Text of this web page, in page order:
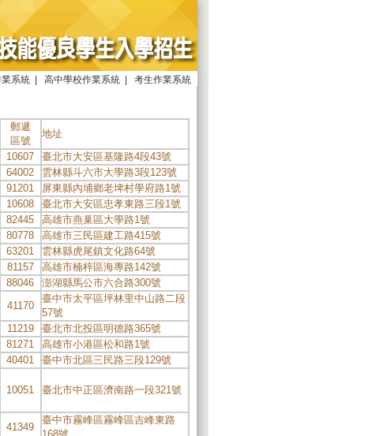
系統 高中學校作業系統 考生作業系統
郵遞
區號
地址
10607
臺北市大安區基隆路4段43號
64002
雲林縣斗六市大學路3段123號
91201
屏東縣內埔鄉老埤村學府路1號
10608
臺北市大安區忠孝東路三段1號
82445
高雄市燕巢區大學路1號
80778
高雄市三民區建工路415號
63201
雲林縣虎尾鎮文化路64號
81157
高雄市楠梓區海專路142號
88046
澎湖縣馬公市六合路300號
41170
臺中市太平區坪林里中山路二段
57號
11219
臺北市北投區明德路365號
81271
高雄市小港區松和路1號
40401 臺中市北區三民路三段129號
10051 臺北市中正區濟南路一段321號
41349
臺中市霧峰區霧峰區吉峰東路